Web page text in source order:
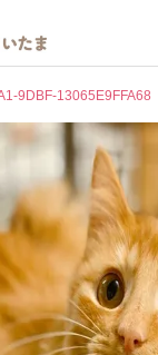
9DBF-13065E9FFA68